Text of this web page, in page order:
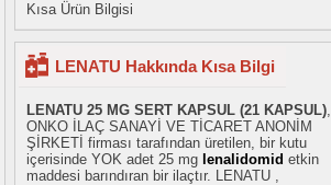
Kısa Ürün Bilgisi
LENATU Hakkında Kısa Bilgi
LENATU 25 MG SERT KAPSUL (21 KAPSUL),
ONKO İLAÇ SANAYİ VE TİCARET ANONİM
ŞİRKETİ firması tarafından üretilen, bir kutu
içerisinde YOK adet 25 mg lenalidomid etkin
maddesi barındıran bir ilaçtır. LENATU ,